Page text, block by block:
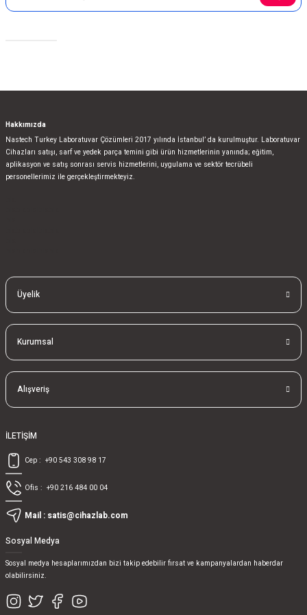
Hakkımızda
Nastech Turkey Laboratuvar Çözümleri 2017 yılında İstanbul’ da kurulmuştur. Laboratuvar
Cihazları satışı, sarf ve yedek parça temini gibi ürün hizmetlerinin yanında; eğitim,
aplikasyon ve satış sonrası servis hizmetlerini, uygulama ve sektör tecrübeli
personellerimiz ile gerçekleştirmekteyiz.
Üyelik
Kurumsal
Alışveriş
İLETİŞİM
Cep : +90 543 308 98 17
Ofis : +90 216 484 00 04
Mail : satis@cihazlab.com
Sosyal Medya
Sosyal medya hesaplarımızdan bizi takip edebilir fırsat ve kampanyalardan haberdar
olabilirsiniz.